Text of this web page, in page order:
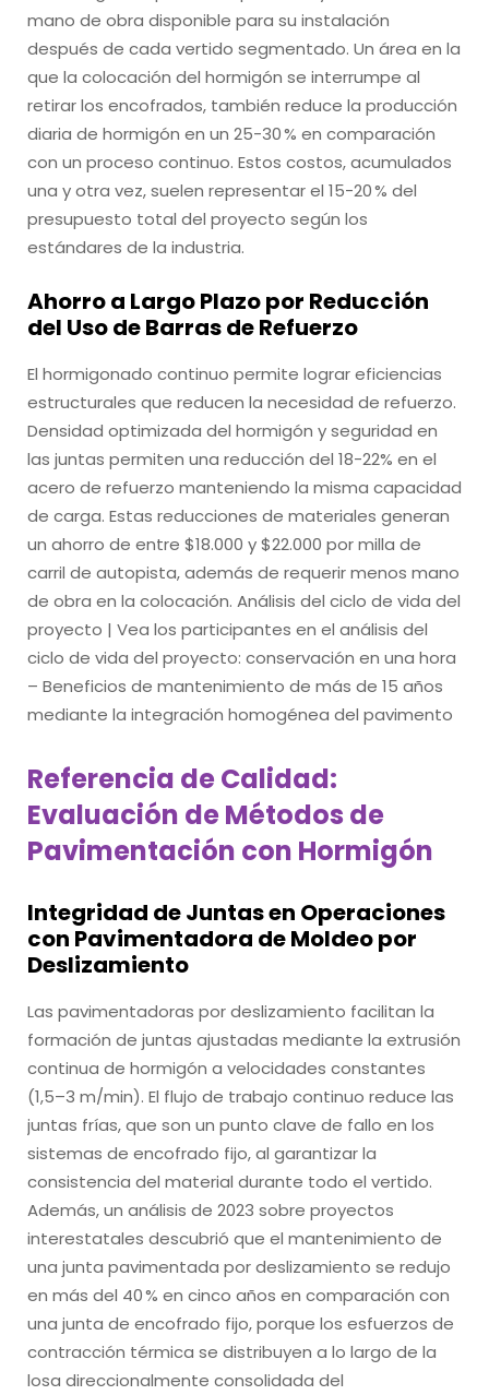
mano de obra disponible para su instalación
después de cada vertido segmentado. Un área en la
que la colocación del hormigón se interrumpe al
retirar los encofrados, también reduce la producción
diaria de hormigón en un 25-30 % en comparación
con un proceso continuo. Estos costos, acumulados
una y otra vez, suelen representar el 15-20 % del
presupuesto total del proyecto según los
estándares de la industria.
Ahorro a Largo Plazo por Reducción
del Uso de Barras de Refuerzo
El hormigonado continuo permite lograr eficiencias
estructurales que reducen la necesidad de refuerzo.
Densidad optimizada del hormigón y seguridad en
las juntas permiten una reducción del 18-22% en el
acero de refuerzo manteniendo la misma capacidad
de carga. Estas reducciones de materiales generan
un ahorro de entre $18.000 y $22.000 por milla de
carril de autopista, además de requerir menos mano
de obra en la colocación. Análisis del ciclo de vida del
proyecto | Vea los participantes en el análisis del
ciclo de vida del proyecto: conservación en una hora
– Beneficios de mantenimiento de más de 15 años
mediante la integración homogénea del pavimento
Referencia de Calidad:
Evaluación de Métodos de
Pavimentación con Hormigón
Integridad de Juntas en Operaciones
con Pavimentadora de Moldeo por
Deslizamiento
Las pavimentadoras por deslizamiento facilitan la
formación de juntas ajustadas mediante la extrusión
continua de hormigón a velocidades constantes
(1,5–3 m/min). El flujo de trabajo continuo reduce las
juntas frías, que son un punto clave de fallo en los
sistemas de encofrado fijo, al garantizar la
consistencia del material durante todo el vertido.
Además, un análisis de 2023 sobre proyectos
interestatales descubrió que el mantenimiento de
una junta pavimentada por deslizamiento se redujo
en más del 40 % en cinco años en comparación con
una junta de encofrado fijo, porque los esfuerzos de
contracción térmica se distribuyen a lo largo de la
losa direccionalmente consolidada del